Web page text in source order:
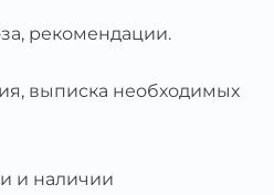
рекомендации.
выписка необходимых
и наличии